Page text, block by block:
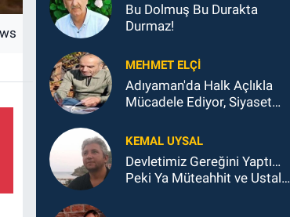
Bu Dolmuş Bu Durakta
Durmaz!
MEHMET ELÇI
Adıyaman'da Halk Açlıkla
Mücadele Ediyor, Siyaset
KEMAL UYSAL
Devletimiz Gereğini Yaptı…
Peki Ya Müteahhit ve Ustalar